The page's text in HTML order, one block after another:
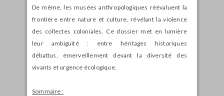
De même, les musées anthropologiques réévaluent la
frontière entre nature et culture, révélant la violence
des collectes coloniales. Ce dossier met en lumière
leur ambiguïté : entre héritages historiques
débattus, émerveillement devant la diversité des
vivants et urgence écologique.
Sommaire :